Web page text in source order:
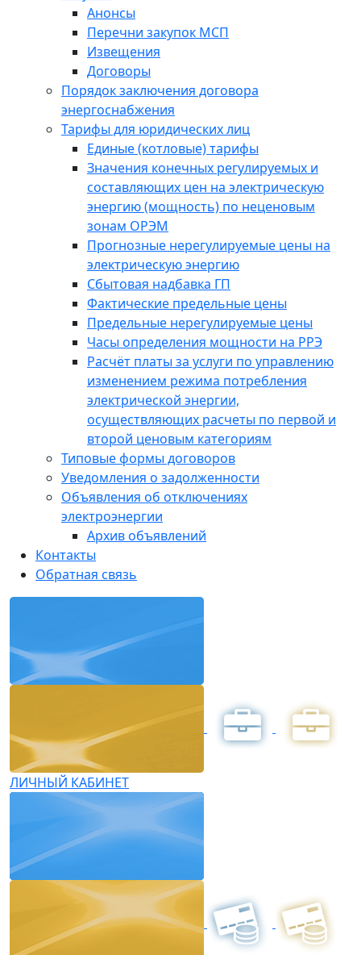
Анонсы
Перечни закупок МСП
Извещения
Договоры
Порядок заключения договора
энергоснабжения
Тарифы для юридических лиц
Единые (котловые) тарифы
Значения конечных регулируемых и
составляющих цен на электрическую
энергию (мощность) по неценовым
зонам ОРЭМ
Прогнозные нерегулируемые цены на
электрическую энергию
Сбытовая надбавка ГП
Фактические предельные цены
Предельные нерегулируемые цены
Часы определения мощности на РРЭ
Расчёт платы за услуги по управлению
изменением режима потребления
электрической энергии,
осуществляющих расчеты по первой и
второй ценовым категориям
Типовые формы договоров
Уведомления о задолженности
Объявления об отключениях
электроэнергии
Архив объявлений
Контакты
Обратная связь
ЛИЧНЫЙ КАБИНЕТ